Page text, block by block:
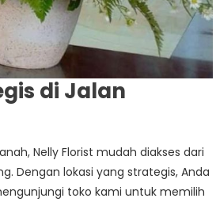
di Jalan
Nelly Florist mudah diakses dari
Dengan lokasi yang strategis, Anda
toko kami untuk memilih